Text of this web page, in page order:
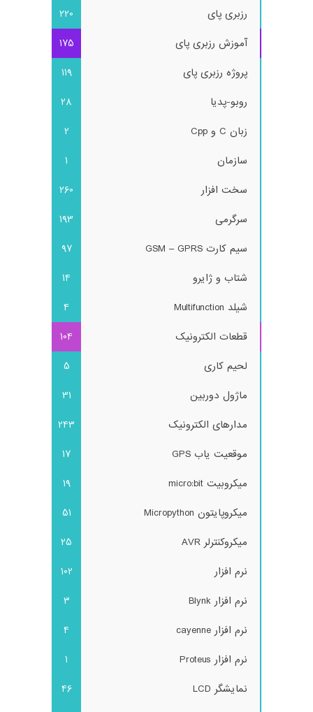
رزبری پای
220
آموزش رزبری پای
175
پروژه رزبری پای
119
روبو-پدیا
28
زبان C و Cpp
2
سازمان
1
سخت افزار
260
سرگرمی
193
سیم کارت GSM – GPRS
97
شتاب و ژایرو
14
شیلد Multifunction
4
قطعات الکترونیک
104
لحیم کاری
5
ماژول دوربین
31
مدارهای الکترونیک
243
موقعیت یاب GPS
17
میکروبیت micro:bit
19
میکروپایتون Micropython
51
میکروکنترلر AVR
25
نرم افزار
102
نرم افزار Blynk
3
نرم افزار cayenne
4
نرم افزار Proteus
1
نمایشگر LCD
46